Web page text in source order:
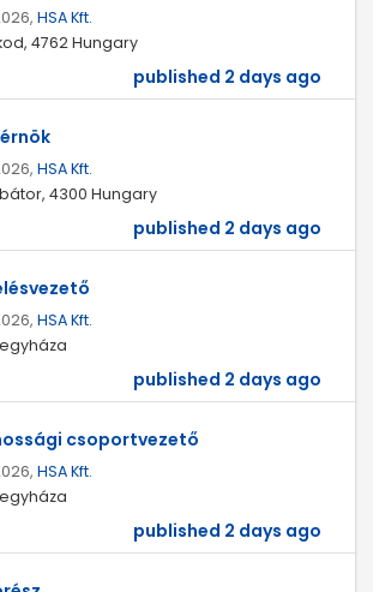
HSA Kft.
4762 Hungary
published 2 days ago
HSA Kft.
4300 Hungary
published 2 days ago
HSA Kft.
published 2 days ago
csoportvezető
HSA Kft.
published 2 days ago